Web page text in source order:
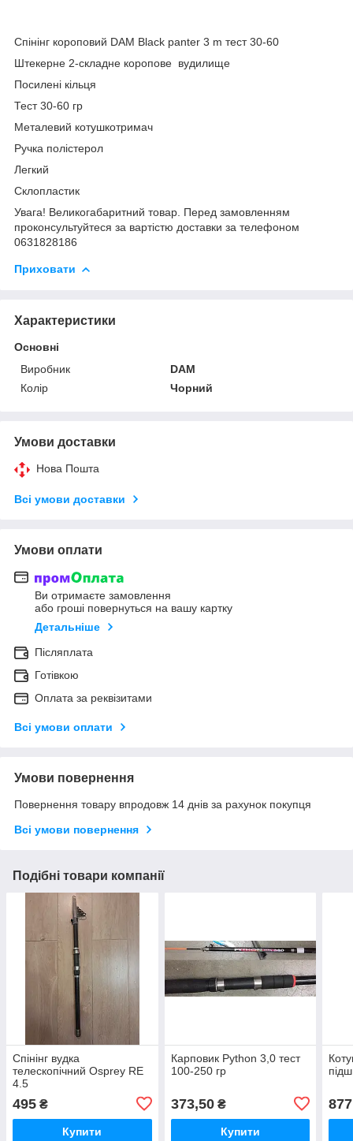
Спінінг короповий DAM Black panter 3 m тест 30-60
Штекерне 2-складне коропове вудилище
Посилені кільця
Тест 30-60 гр
Металевий котушкотримач
Ручка полістерол
Легкий
Склопластик
Увага! Великогабаритний товар. Перед замовленням
проконсультуйтеся за вартістю доставки за телефоном
0631828186
Приховати
Характеристики
Основні
Виробник
DAM
Колір
Чорний
Умови доставки
Нова Пошта
Всі умови доставки
Умови оплати
Ви отримаєте замовлення
або гроші повернуться на вашу картку
Детальніше
Післяплата
Готівкою
Оплата за реквізитами
Всі умови оплати
Умови повернення
Повернення товару впродовж 14 днів за рахунок покупця
Всі умови повернення
Подібні товари компанії
Спінінг вудка
телескопічний Osprey RE
4.5
495 ₴
Купити
Карповик Python 3,0 тест
100-250 гр
373,50₴
Купити